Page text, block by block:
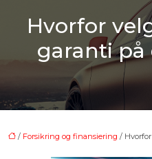
Hvorfor
garanti på
/ Forsikring og finansiering /